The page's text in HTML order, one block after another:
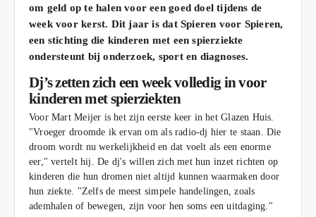
om geld op te halen voor een goed doel tijdens de
week voor kerst. Dit jaar is dat Spieren voor Spieren,
een stichting die kinderen met een spierziekte
ondersteunt bij onderzoek, sport en diagnoses.
Dj’s zetten zich een week volledig in voor
kinderen met spierziekten
Voor Mart Meijer is het zijn eerste keer in het Glazen Huis.
"Vroeger droomde ik ervan om als radio-dj hier te staan. Die
droom wordt nu werkelijkheid en dat voelt als een enorme
eer," vertelt hij. De dj's willen zich met hun inzet richten op
kinderen die hun dromen niet altijd kunnen waarmaken door
hun ziekte. "Zelfs de meest simpele handelingen, zoals
ademhalen of bewegen, zijn voor hen soms een uitdaging."